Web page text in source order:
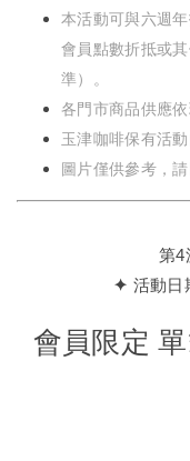
本活動可與六週
會員點數折抵或
準）。
各門市商品供應
玉津咖啡保有活
圖片僅供參考，請
第4
✦ 活動日
會員限定